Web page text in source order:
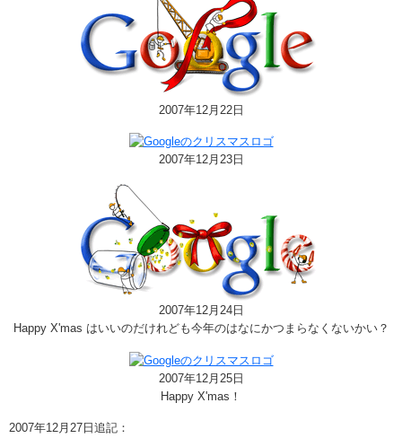
2007年12月22日
2007年12月23日
2007年12月24日
Happy X'mas はいいのだけれども今年のはなにかつまらなくないかい？
2007年12月25日
Happy X'mas！
2007年12月27日追記：